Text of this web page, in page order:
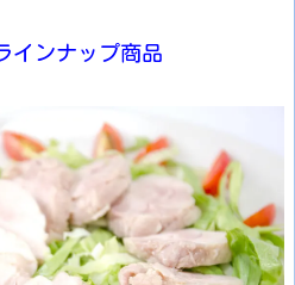
インナップ商品